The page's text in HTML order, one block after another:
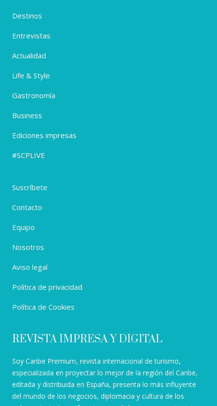
Destinos
Entrevistas
Actualidad
Life & Style
Gastronomía
Business
Ediciones impresas
#SCPLIVE
Suscríbete
Contacto
Equipo
Nosotros
Aviso legal
Política de privacidad
Política de Cookies
REVISTA IMPRESA Y DIGITAL
Soy Caribe Premium, revista internacional de turismo,
especializada en proyectar lo mejor de la región del Caribe,
editada y distribuida en España, presenta lo más influyente
del mundo de los negocios, diplomacia y cultura de los